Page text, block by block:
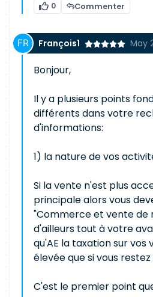
0 Commenter
François1 May
Bonjour,
Il y a plusieurs points
différents dans votre
d'informations:
1) la nature de vos
Si la vente n'est plus
principale alors vous
"Commerce et vente de
d'ailleurs tout à votre
qu'AE la taxation sur vos
élevée que si vous
C'est le premier point